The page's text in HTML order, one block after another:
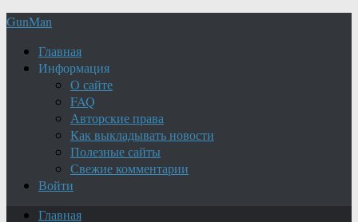
GunMan
Главная
Информация
О сайте
FAQ
Авторские права
Как выкладывать новости
Полезные сайты
Свежие комментарии
Войти
Главная